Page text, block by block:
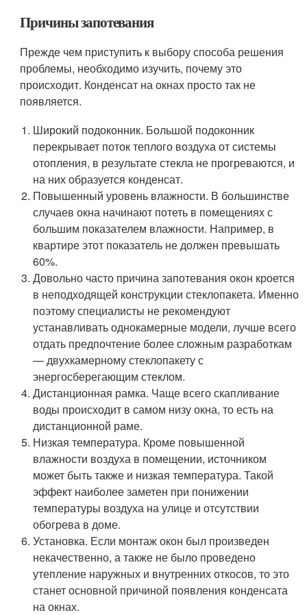
Причины запотевания
Прежде чем приступить к выбору способа решения
проблемы, необходимо изучить, почему это
происходит. Конденсат на окнах просто так не
появляется.
Широкий подоконник. Большой подоконник
перекрывает поток теплого воздуха от системы
отопления, в результате стекла не прогреваются, и
на них образуется конденсат.
Повышенный уровень влажности. В большинстве
случаев окна начинают потеть в помещениях с
большим показателем влажности. Например, в
квартире этот показатель не должен превышать
60%.
Довольно часто причина запотевания окон кроется
в неподходящей конструкции стеклопакета. Именно
поэтому специалисты не рекомендуют
устанавливать однокамерные модели, лучше всего
отдать предпочтение более сложным разработкам
— двухкамерному стеклопакету с
энергосберегающим стеклом.
Дистанционная рамка. Чаще всего скапливание
воды происходит в самом низу окна, то есть на
дистанционной раме.
Низкая температура. Кроме повышенной
влажности воздуха в помещении, источником
может быть также и низкая температура. Такой
эффект наиболее заметен при понижении
температуры воздуха на улице и отсутствии
обогрева в доме.
Установка. Если монтаж окон был произведен
некачественно, а также не было проведено
утепление наружных и внутренних откосов, то это
станет основной причиной появления конденсата
на окнах.